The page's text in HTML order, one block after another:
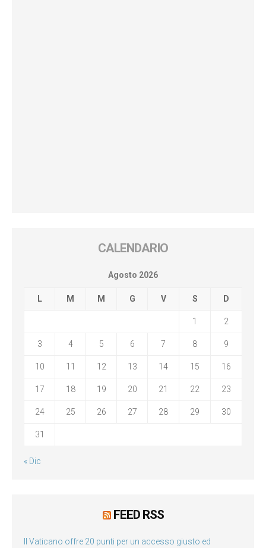
CALENDARIO
Agosto 2026
L M M G V S D
1 2
3 4 5 6 7 8 9
10 11 12 13 14 15 16
17 18 19 20 21 22 23
24 25 26 27 28 29 30
31
« Dic
FEED RSS
Il Vaticano offre 20 punti per un accesso giusto ed